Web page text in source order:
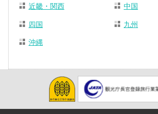
近畿・関西 中国
四国 九州
沖縄